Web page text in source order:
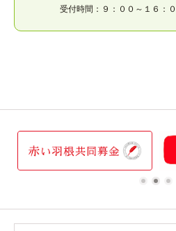
受付時間：９：００
1 2 3